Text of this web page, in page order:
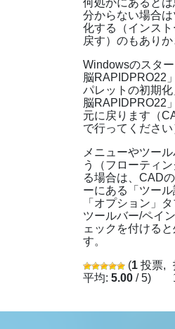
何処かにあるとは
分からない場合
化する（インス
戻す）のもあり
Windowsのスタ
脳RAPIDPRO22
パレットの初期
脳RAPIDPRO22
元に戻ります（
で行ってください
メニューやツー
う（フローティ
る場合は、CAD
ーにある「ツール
「オプション」
ツールバー/ペイ
ェックを付ける
す。
(1 投票,
平均:5.00 / 5)